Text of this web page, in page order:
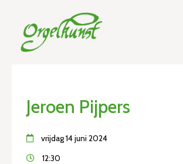
Jeroen Pijpers
vrijdag 14 juni 2024
12:30